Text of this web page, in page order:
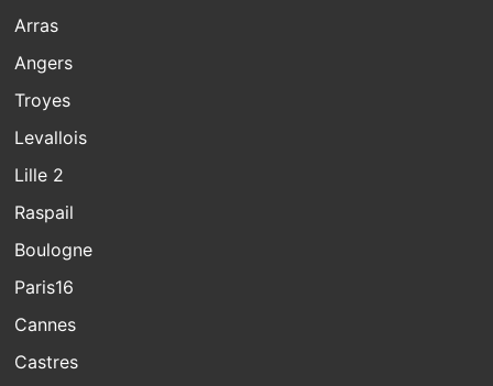
Arras
Angers
Troyes
Levallois
Lille 2
Raspail
Boulogne
Paris16
Cannes
Castres